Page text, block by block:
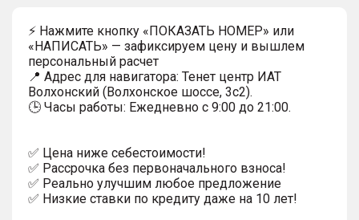
⚡ Нажмите кнопку «ПОКАЗАТЬ НОМЕР» или
«НАПИСАТЬ» — зафиксируем цену и вышлем
персональный расчет
📍 Адрес для навигатора: Тенет центр ИАТ
Волхонский (Волхонское шоссе, 3с2).
🕒 Часы работы: Ежедневно с 9:00 до 21:00.
✅ Цена ниже себестоимости!
✅ Рассрочка без первоначального взноса!
✅ Реально улучшим любое предложение
✅ Низкие ставки по кредиту даже на 10 лет!